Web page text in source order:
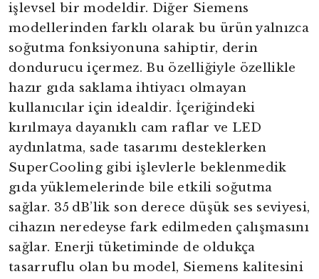
işlevsel bir modeldir. Diğer Siemens
modellerinden farklı olarak bu ürün yalnızca
soğutma fonksiyonuna sahiptir, derin
dondurucu içermez. Bu özelliğiyle özellikle
hazır gıda saklama ihtiyacı olmayan
kullanıcılar için idealdir. İçeriğindeki
kırılmaya dayanıklı cam raflar ve LED
aydınlatma, sade tasarımı desteklerken
SuperCooling gibi işlevlerle beklenmedik
gıda yüklemelerinde bile etkili soğutma
sağlar. 35 dB’lik son derece düşük ses seviyesi,
cihazın neredeyse fark edilmeden çalışmasını
sağlar. Enerji tüketiminde de oldukça
tasarruflu olan bu model, Siemens kalitesini